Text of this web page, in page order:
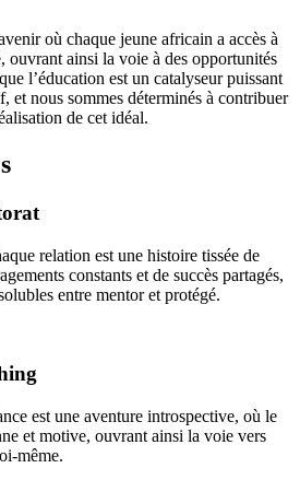
où chaque jeune africain a accès à
ouvrant ainsi la voie à des opportunités
l’éducation est un catalyseur puissant
et nous sommes déterminés à contribuer
de cet idéal.
relation est une histoire tissée de
constants et de succès partagés,
entre mentor et protégé.
est une aventure introspective, où le
et motive, ouvrant ainsi la voie vers
même.